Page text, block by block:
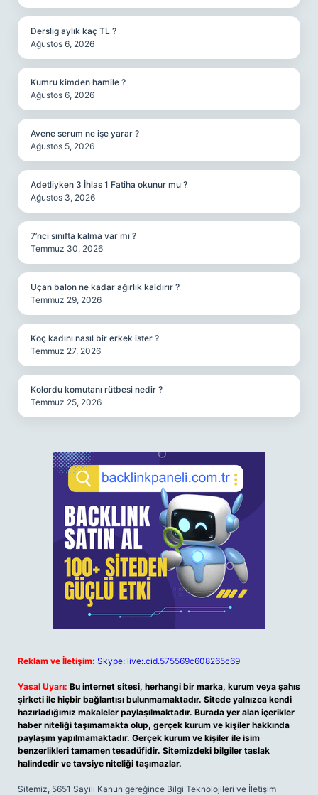
Derslig aylık kaç TL ?
Ağustos 6, 2026
Kumru kimden hamile ?
Ağustos 6, 2026
Avene serum ne işe yarar ?
Ağustos 5, 2026
Adetliyken 3 İhlas 1 Fatiha okunur mu ?
Ağustos 3, 2026
7’nci sınıfta kalma var mı ?
Temmuz 30, 2026
Uçan balon ne kadar ağırlık kaldırır ?
Temmuz 29, 2026
Koç kadını nasıl bir erkek ister ?
Temmuz 27, 2026
Kolordu komutanı rütbesi nedir ?
Temmuz 25, 2026
Reklam ve İletişim: Skype: live:.cid.575569c608265c69
Yasal Uyarı: Bu internet sitesi, herhangi bir marka, kurum veya şahıs
şirketi ile hiçbir bağlantısı bulunmamaktadır. Sitede yalnızca kendi
hazırladığımız makaleler paylaşılmaktadır. Burada yer alan içerikler
haber niteliği taşımamakta olup, gerçek kurum ve kişiler hakkında
paylaşım yapılmamaktadır. Gerçek kurum ve kişiler ile isim
benzerlikleri tamamen tesadüfidir. Sitemizdeki bilgiler taslak
halindedir ve tavsiye niteliği taşımazlar.
Sitemiz, 5651 Sayılı Kanun gereğince Bilgi Teknolojileri ve İletişim